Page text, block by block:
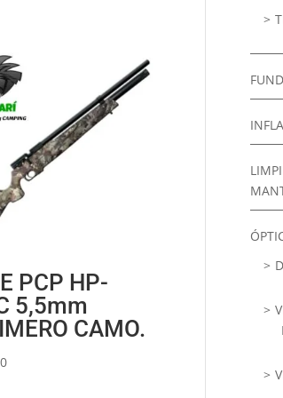
PCP HP-
5,5mm
CAMO.